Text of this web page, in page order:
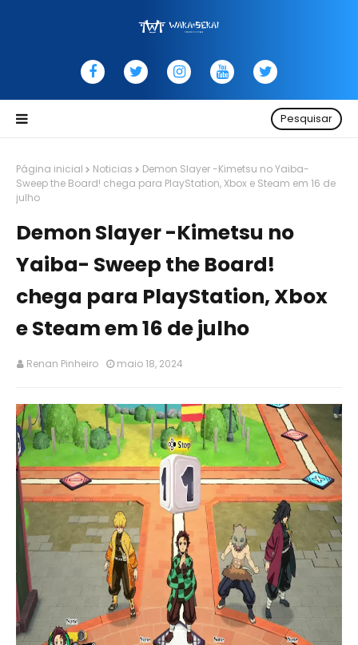
Pesquisar
Página inicial Noticias
Demon Slayer -Kimetsu no Yaiba-
Sweep the Board! chega para PlayStation, Xbox e Steam em 16 de
julho
Demon Slayer -Kimetsu no
Yaiba- Sweep the Board!
chega para PlayStation, Xbox
e Steam em 16 de julho
Renan Pinheiro maio 18, 2024